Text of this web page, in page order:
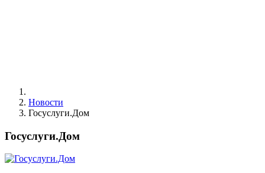
Новости
Госуслуги.Дом
Госуслуги.Дом